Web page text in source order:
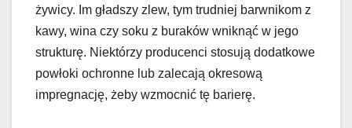
żywicy. Im gładszy zlew, tym trudniej barwnikom z
kawy, wina czy soku z buraków wniknąć w jego
strukturę. Niektórzy producenci stosują dodatkowe
powłoki ochronne lub zalecają okresową
impregnację, żeby wzmocnić tę barierę.